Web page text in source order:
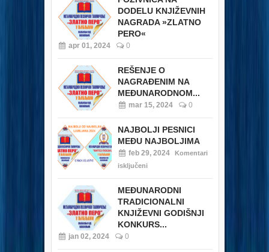
DODELU KNJIŽEVNIH
NAGRADA »ZLATNO
PERO«
apr 01, 2024 0
REŠENJE O
NAGRAĐENIM NA
MEĐUNARODNOM...
mar 15, 2024 0
NAJBOLJI PESNICI
MEĐU NAJBOLJIMA
feb 29, 2024
Komentari
isključeni
MEĐUNARODNI
TRADICIONALNI
KNJIŽEVNI GODIŠNJI
KONKURS...
jan 02, 2024 0